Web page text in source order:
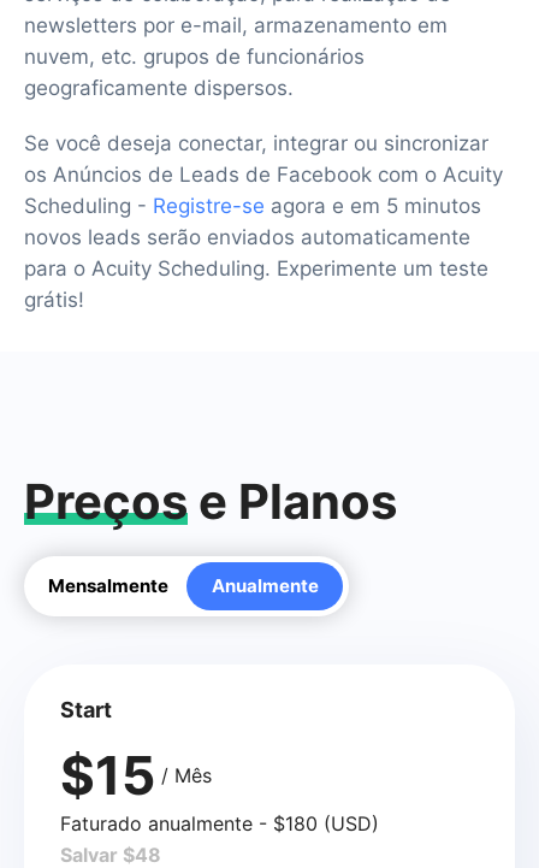
newsletters por e-mail, armazenamento em
nuvem, etc. grupos de funcionários
geograficamente dispersos.
Se você deseja conectar, integrar ou sincronizar
os Anúncios de Leads de Facebook com o Acuity
Scheduling - Registre-se agora e em 5 minutos
novos leads serão enviados automaticamente
para o Acuity Scheduling. Experimente um teste
grátis!
Preços e Planos
Mensalmente Anualmente
Start
$15 / Mês
Faturado anualmente - $180 (USD)
Salvar $48